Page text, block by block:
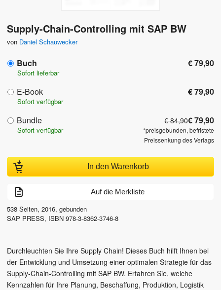
Supply-Chain-Controlling mit SAP BW
von Daniel Schauwecker
Buch € 79,90
Sofort lieferbar
E-Book € 79,90
Sofort verfügbar
Bundle € 84,90€ 79,90
*preisgebunden, befristete
Preissenkung des Verlags
Sofort verfügbar
In den Warenkorb
Auf die Merkliste
538 Seiten, 2016, gebunden
SAP PRESS, ISBN 978-3-8362-3746-8
Durchleuchten Sie Ihre Supply Chain! Dieses Buch hilft Ihnen bei
der Entwicklung und Umsetzung einer optimalen Strategie für das
Supply-Chain-Controlling mit SAP BW. Erfahren Sie, welche
Kennzahlen für Ihre Planung, Beschaffung, Produktion, Logistik